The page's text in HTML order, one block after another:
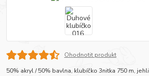
Ohodnotit produkt
50% akryl / 50% bavlna, klubíčko 3nitka 750 m,